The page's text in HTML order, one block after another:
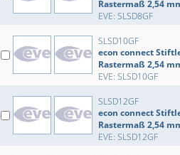
Rastermaß 2,54
EVE: SLSD8GF
SLSD10GF
econ connect
Rastermaß 2,54
EVE: SLSD10GF
SLSD12GF
econ connect
Rastermaß 2,54
EVE: SLSD12GF